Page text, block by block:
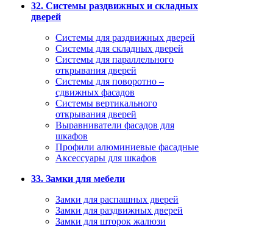
32. Системы раздвижных и складных
дверей
Системы для раздвижных дверей
Системы для складных дверей
Системы для параллельного
открывания дверей
Системы для поворотно –
сдвижных фасадов
Системы вертикального
открывания дверей
Выравниватели фасадов для
шкафов
Профили алюминиевые фасадные
Аксессуары для шкафов
33. Замки для мебели
Замки для распашных дверей
Замки для раздвижных дверей
Замки для шторок жалюзи